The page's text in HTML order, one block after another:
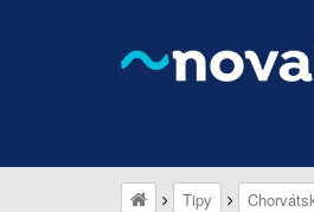
Tipy